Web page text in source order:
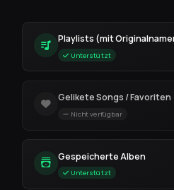
Playlists (mit
Unterstützt
Gelikete Songs / Favoriten
Nicht verfügbar
Gespeicherte Alben
Unterstützt